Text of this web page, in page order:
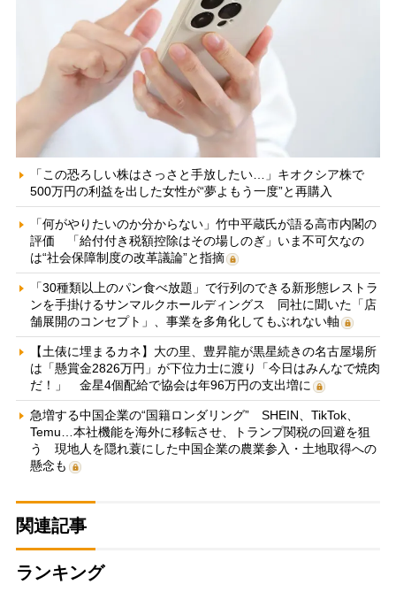
「この恐ろしい株はさっさと手放したい…」キオクシア株で
500万円の利益を出した女性が“夢よもう一度”と再購入
「何がやりたいのか分からない」竹中平蔵氏が語る高市内閣の
評価 「給付付き税額控除はその場しのぎ」いま不可欠なの
は“社会保障制度の改革議論”と指摘
「30種類以上のパン食べ放題」で行列のできる新形態レストラ
ンを手掛けるサンマルクホールディングス 同社に聞いた「店
舗展開のコンセプト」、事業を多角化してもぶれない軸
【土俵に埋まるカネ】大の里、豊昇龍が黒星続きの名古屋場所
は「懸賞金2826万円」が下位力士に渡り「今日はみんなで焼肉
だ！」 金星4個配給で協会は年96万円の支出増に
急増する中国企業の“国籍ロンダリング” SHEIN、TikTok、
Temu…本社機能を海外に移転させ、トランプ関税の回避を狙
う 現地人を隠れ蓑にした中国企業の農業参入・土地取得への
懸念も
関連記事
ランキング